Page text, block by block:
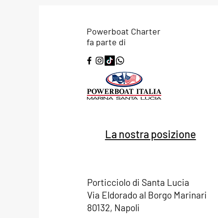
Powerboat Charter
fa parte di
La nostra posizione
Porticciolo di Santa Lucia
Via Eldorado al Borgo Marinari
80132, Napoli